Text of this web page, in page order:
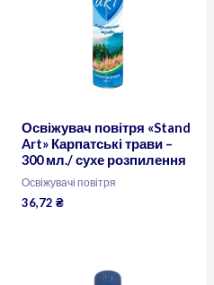
Освіжувач повітря «Stand
Art» Карпатські трави –
300 мл./ сухе розпилення
Освіжувачі повітря
36,72 ₴